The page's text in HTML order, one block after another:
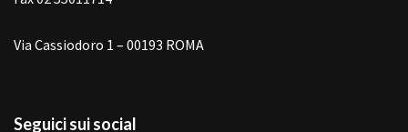
Via Cassiodoro 1 – 00193 ROMA
Seguici sui social